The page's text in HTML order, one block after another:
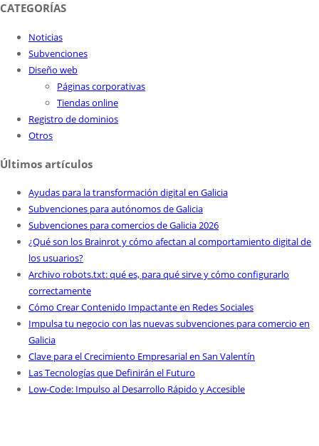
CATEGORÍAS
Noticias
Subvenciones
Diseño web
Páginas corporativas
Tiendas online
Registro de dominios
Otros
Últimos artículos
Ayudas para la transformación digital en Galicia
Subvenciones para autónomos de Galicia
Subvenciones para comercios de Galicia 2026
¿Qué son los Brainrot y cómo afectan al comportamiento digital de
los usuarios?
Archivo robots.txt: qué es, para qué sirve y cómo configurarlo
correctamente
Cómo Crear Contenido Impactante en Redes Sociales
Impulsa tu negocio con las nuevas subvenciones para comercio en
Galicia
Clave para el Crecimiento Empresarial en San Valentín
Las Tecnologías que Definirán el Futuro
Low-Code: Impulso al Desarrollo Rápido y Accesible